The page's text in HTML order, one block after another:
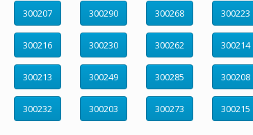
300207 300290 300268 300223
300216 300230 300262 300214
300213 300249 300285 300208
300232 300203 300273 300215